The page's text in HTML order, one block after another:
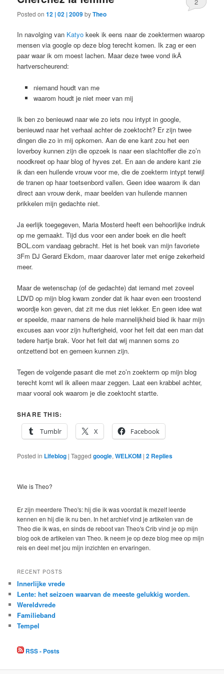
Posted on12 | 02 | 2009byTheo
2
In navolging van Katyo keek ik eens naar de zoektermen waarop
mensen via google op deze blog terecht komen. Ik zag er een
paar waar ik om moest lachen. Maar deze twee vond ikÂ
hartverscheurend:
niemand houdt van me
waarom houdt je niet meer van mij
Ik ben zo benieuwd naar wie zo iets nou intypt in google,
benieuwd naar het verhaal achter de zoektocht? Er zijn twee
dingen die zo in mij opkomen. Aan de ene kant zou het een
loverboy kunnen zijn die opzoek is naar een slachtoffer die zo’n
noodkreet op haar blog of hyves zet. En aan de andere kant zie
ik dan een huilende vrouw voor me, die de zoekterm intypt terwijl
de tranen op haar toetsenbord vallen. Geen idee waarom ik dan
direct aan vrouw denk, maar beelden van huilende mannen
prikkelen mijn gedachte niet.
Ja eerlijk toegegeven, Maria Mosterd heeft een behoorlijke indruk
op me gemaakt. Tijd dus voor een ander boek en die heeft
BOL.com vandaag gebracht. Het is het boek van mijn favoriete
3Fm DJ Gerard Ekdom, maar daarover later met enige zekerheid
meer.
Maar de wetenschap (of de gedachte) dat iemand met zoveel
LDVD op mijn blog kwam zonder dat ik haar even een troostend
woordje kon geven, dat zit me dus niet lekker. En geen idee wat
er speelde, maar namens de hele mannelijkheid bied ik haar mijn
excuses aan voor zijn hufterigheid, voor het feit dat een man dat
tedere hartje brak. Voor het feit dat wij mannen soms zo
ontzettend bot en gemeen kunnen zijn.
Tegen de volgende pasant die met zo’n zoekterm op mijn blog
terecht komt wil ik alleen maar zeggen. Laat een krabbel achter,
maar vooral ook waarom je die zoektocht startte.
SHARE THIS:
Tumblr
X Facebook
Posted in Lifeblog |Tagged google,WELKOM |2 Replies
Wie is Theo?
Er zijn meerdere Theo's: hij die ik was voordat ik mezelf leerde
kennen en hij die ik nu ben. In het archief vind je artikelen van de
Theo die ik was, en sinds de reboot van Theo's Crib vind je op mijn
blog ook de artikelen van Theo. Ik neem je op deze blog mee op mijn
reis en deel met jou mijn inzichten en ervaringen.
RECENT POSTS
Innerlijke vrede
Lente: het seizoen waarvan de meeste gelukkig worden.
Wereldvrede
Familieband
Tempel
RSS - Posts